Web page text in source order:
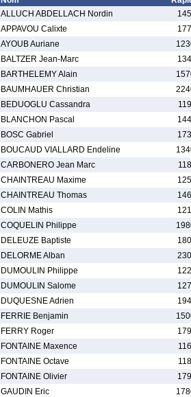
ALLUCH ABDELLACH Nordin
APPAVOU Calixte
AYOUB Auriane
BALTZER Jean-Marc
BARTHELEMY Alain
BAUMHAUER Christian
BEDUOGLU Cassandra
BLANCHON Pascal
BOSC Gabriel
BOUCAUD VIALLARD Endeline
CARBONERO Jean Marc
CHAINTREAU Maxime
CHAINTREAU Thomas
COLIN Mathis
COQUELIN Philippe
DELEUZE Baptiste
DELORME Alban
DUMOULIN Philippe
DUMOULIN Salome
DUQUESNE Adrien
FERRIE Benjamin
FERRY Roger
FONTAINE Maxence
FONTAINE Octave
FONTAINE Olivier
GAUDIN Eric